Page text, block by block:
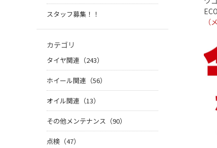
スタッフ募集！！
カテゴリ
タイヤ関連（243）
ホイール関連（56）
オイル関連（13）
その他メンテナンス（90）
点検（47）